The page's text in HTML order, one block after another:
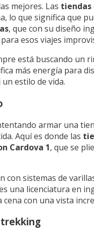
mejores. Las
lo que significa que
, que con su diseño
esos viajes
está buscando
más energía para
estilo de vida.
armar una
Aquí es donde las
Cardova 1, que se
con sistemas de
una licenciatura en
con una vista